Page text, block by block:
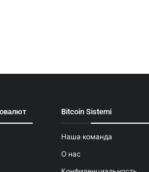
Bitcoin Sistemi
Наша команда
О нас